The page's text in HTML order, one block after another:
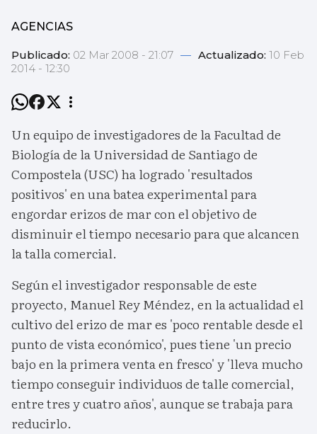
AGENCIAS
Publicado: 02 Mar 2008 - 21:07 — Actualizado: 10 Feb
2014 - 12:30
Un equipo de investigadores de la Facultad de
Biología de la Universidad de Santiago de
Compostela (USC) ha logrado 'resultados
positivos' en una batea experimental para
engordar erizos de mar con el objetivo de
disminuir el tiempo necesario para que alcancen
la talla comercial.
Según el investigador responsable de este
proyecto, Manuel Rey Méndez, en la actualidad el
cultivo del erizo de mar es 'poco rentable desde el
punto de vista económico', pues tiene 'un precio
bajo en la primera venta en fresco' y 'lleva mucho
tiempo conseguir individuos de talle comercial,
entre tres y cuatro años', aunque se trabaja para
reducirlo.